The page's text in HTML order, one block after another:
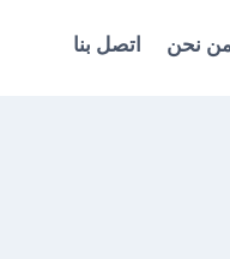
نحن اتصل بنا